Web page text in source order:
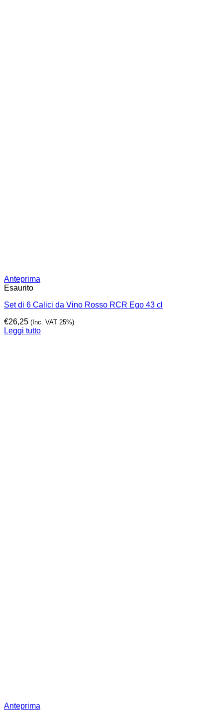
Anteprima
Esaurito
Set di 6 Calici da Vino Rosso RCR Ego 43 cl
€26,25 (Inc. VAT 25%)
Leggi tutto
Anteprima